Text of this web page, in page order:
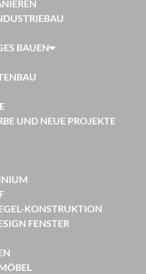
BAUEN
UND NEUE PROJEKTE
KONSTRUKTION
FENSTER